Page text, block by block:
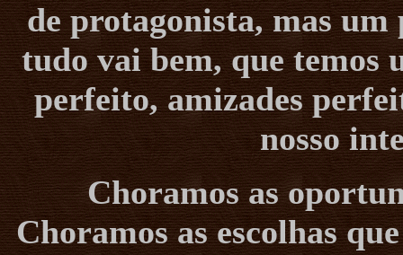
de protagonista, mas um
tudo vai bem, que temos
perfeito, amizades
nosso
Choramos as
Choramos as escolhas